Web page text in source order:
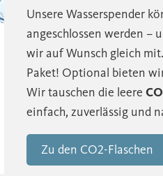
Unsere Wasserspender
angeschlossen werden –
wir auf Wunsch gleich
Paket! Optional bieten
Wir tauschen die leere
einfach, zuverlässig und
Zu den CO2-Flaschen